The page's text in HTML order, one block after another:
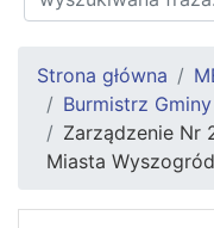
Strona główna
Burmistrz
Zarządzenie Nr
Miasta